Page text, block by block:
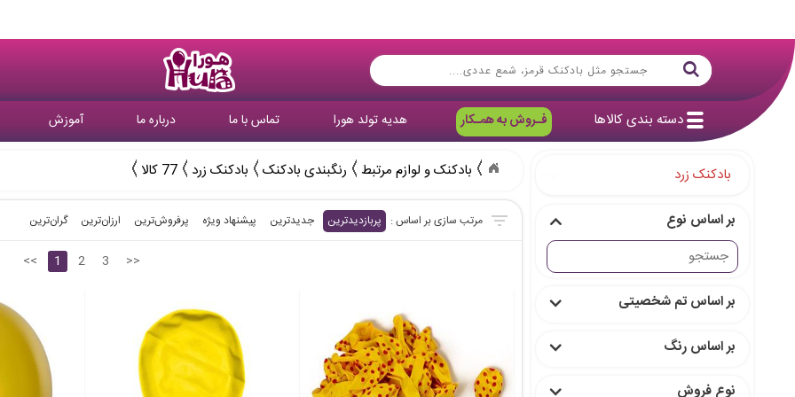
دسته بندی کالاها فـروش به همـکار هدیه تولد هورا تماس با ما درباره ما آموزش
بادکنک و لوازم مرتبط رنگبندی بادکنک بادکنک زرد 77 کالا
پربازدیدترین جدیدترین پیشنهاد ویژه پرفروش‌ترین‌ ارزان‌ترین گران‌ترین
<< 1 2 3 >>
بادکنک زرد
بر اساس نوع
بر اساس تم شخصیتی
بر اساس رنگ
نوع فروش